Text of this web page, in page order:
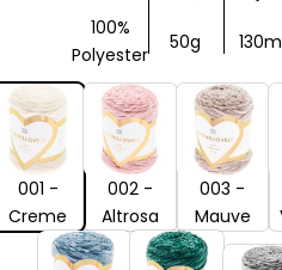
100%
Polyester
50g 130m
- Creme
001 -
Creme
002 - Altrosa
002 -
Altrosa
003 - Mauve
003 -
Mauve
006 - Petrol
007 -
008 -